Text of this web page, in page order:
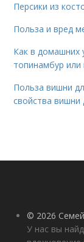
Персики из
Польза и вред
Как в домашних
топинамбур
Польза вишни
свойства вишни
© 2026
У нас вы